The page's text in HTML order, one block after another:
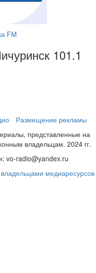
FM
101.1
Размещение рекламы
представленные на
владельцам. 2024 гг.
vo-radio@yandex.ru
медиаресурсов